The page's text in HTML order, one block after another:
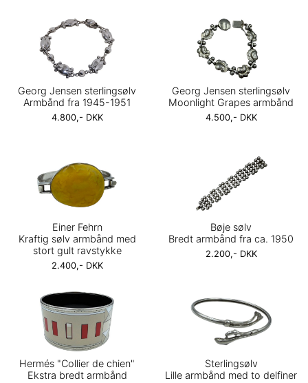
Georg Jensen sterlingsølv
Armbånd fra 1945-1951
4.800,- DKK
Georg Jensen sterlingsølv
Moonlight Grapes armbånd
4.500,- DKK
Einer Fehrn
Kraftig sølv armbånd med
stort gult ravstykke
2.400,- DKK
Bøje sølv
Bredt armbånd fra ca. 1950
2.200,- DKK
Hermés "Collier de chien"
Ekstra bredt armbånd
Sterlingsølv
Lille armbånd med to delfiner